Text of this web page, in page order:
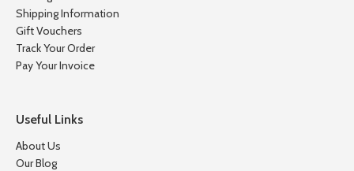
Shipping Information
Gift Vouchers
Track Your Order
Pay Your Invoice
Useful Links
About Us
Our Blog